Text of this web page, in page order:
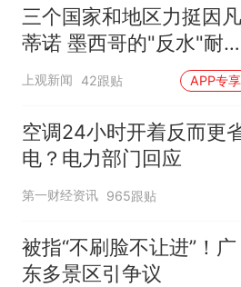
三个国家和地区力挺因凡
蒂诺 墨西哥的"反水"耐人
寻味
上观新闻 42跟贴 APP专享
空调24小时开着反而更
电？电力部门回应
第一财经资讯 965跟贴
被指“不刷脸不让进”！广
东多景区引争议